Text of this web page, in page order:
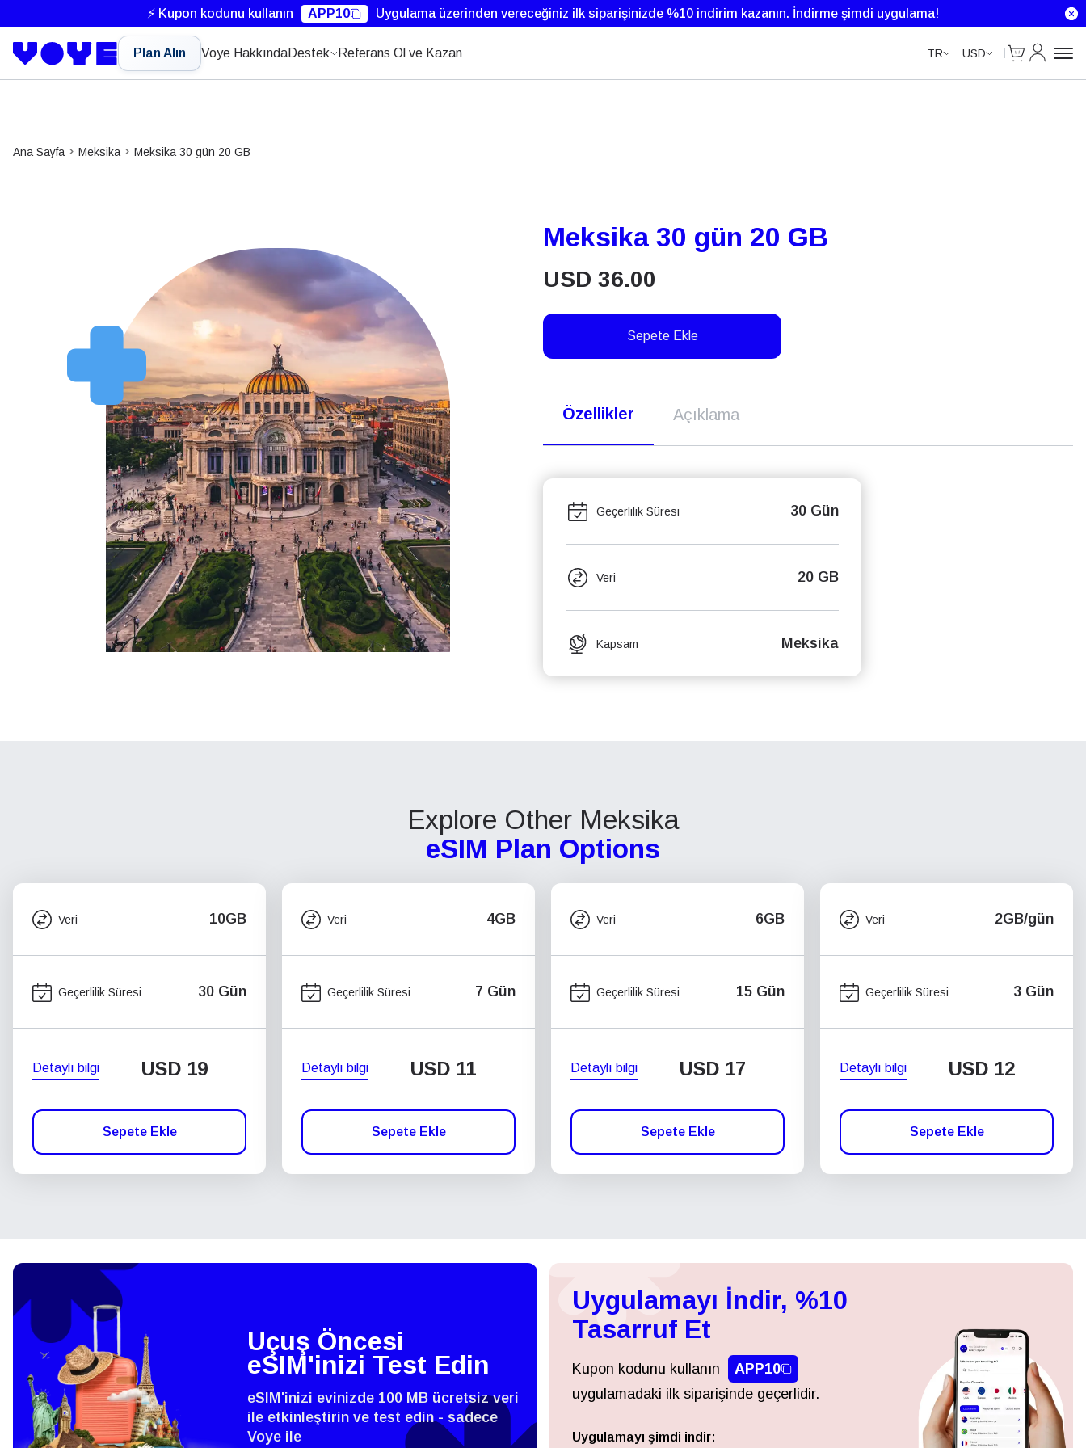
⚡ Kupon kodunu kullanın APP10 Uygulama üzerinden vereceğiniz ilk siparişinizde %10 indirim kazanın. İndirme şimdi uygulama!
Plan Alın Voye HakkındaDestek Referans Ol ve Kazan TR USD
Cart
Hesabım
Ana Sayfa Meksika Meksika 30 gün 20 GB
Meksika 30 gün 20 GB
USD 36.00
Sepete Ekle
Özellikler Açıklama
Geçerlilik Süresi 30 Gün
Veri 20 GB
Kapsam Meksika
Explore Other Meksika
eSIM Plan Options
Veri 10GB
Geçerlilik Süresi 30 Gün
Detaylı bilgi USD 19
Sepete Ekle
Veri 4GB
Geçerlilik Süresi 7 Gün
Detaylı bilgi USD 11
Sepete Ekle
Veri 6GB
Geçerlilik Süresi 15 Gün
Detaylı bilgi USD 17
Sepete Ekle
Veri 2GB/gün
Geçerlilik Süresi 3 Gün
Detaylı bilgi USD 12
Sepete Ekle
Uçuş Öncesi
eSIM'inizi Test Edin
eSIM'inizi evinizde 100 MB ücretsiz veri
ile etkinleştirin ve test edin - sadece
Voye ile
Uygulamayı İndir, %10
Tasarruf Et
Kupon kodunu kullanın
APP10
uygulamadaki ilk siparişinde geçerlidir.
Uygulamayı şimdi indir:
Giriş Yap veya Kayıt Ol